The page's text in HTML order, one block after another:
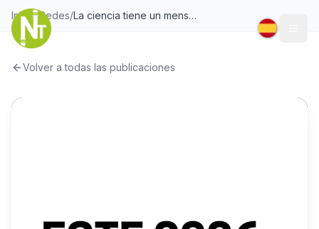
Inicio/Redes/ La ciencia tiene un mensaje para tu “nuevo yo” del 2026 ✨ Poner metas no es un acto de fe: funciona mejor de lo que cre
Volver a todas las publicaciones